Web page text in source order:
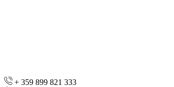
+ 359 899 821 333